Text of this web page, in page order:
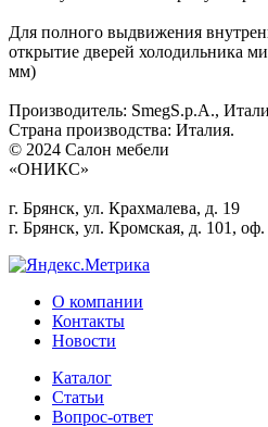
Для полного выдвижения
открытие дверей холодильника
мм)
Производитель: SmegS.p.A.,
Страна производства: Италия.
© 2024 Салон мебели
«ОНИКС»
г. Брянск, ул. Крахмалева, д. 19
г. Брянск, ул. Кромская, д. 101, оф.
О компании
Контакты
Новости
Каталог
Статьи
Вопрос-ответ